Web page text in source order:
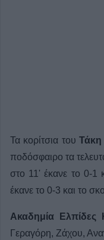
Τα κορίτσια του Τάκη
ποδόσφαιρο τα
στο 11' έκανε το 0-1
έκανε το 0-3 και το
Ακαδημία Ελπίδες
Γεραγόρη, Ζάχου,